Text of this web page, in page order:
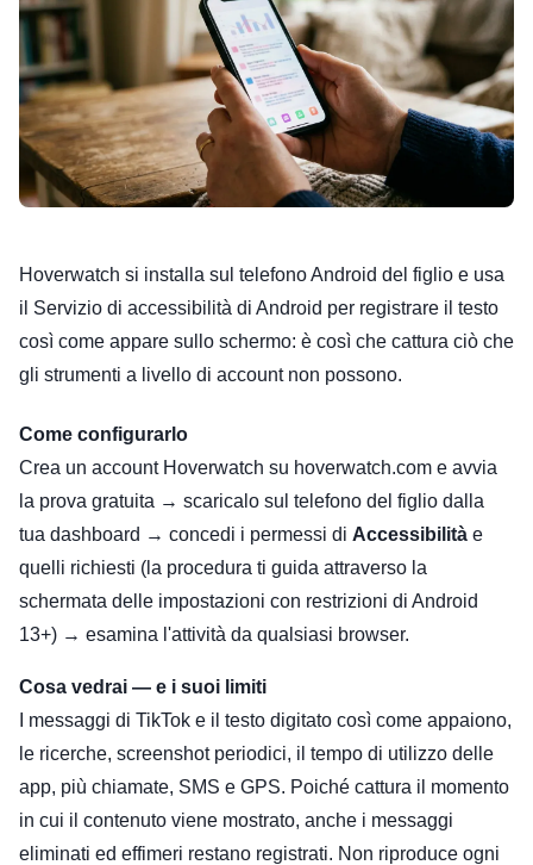
Hoverwatch si installa sul telefono Android del figlio e usa
il Servizio di accessibilità di Android per registrare il testo
così come appare sullo schermo: è così che cattura ciò che
gli strumenti a livello di account non possono.
Come configurarlo
Crea un account Hoverwatch su hoverwatch.com e avvia
la prova gratuita → scaricalo sul telefono del figlio dalla
tua dashboard → concedi i permessi di Accessibilità e
quelli richiesti (la procedura ti guida attraverso la
schermata delle impostazioni con restrizioni di Android
13+) → esamina l'attività da qualsiasi browser.
Cosa vedrai — e i suoi limiti
I messaggi di TikTok e il testo digitato così come appaiono,
le ricerche, screenshot periodici, il tempo di utilizzo delle
app, più chiamate, SMS e GPS. Poiché cattura il momento
in cui il contenuto viene mostrato, anche i messaggi
eliminati ed effimeri restano registrati. Non riproduce ogni